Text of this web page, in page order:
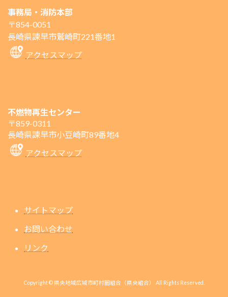
事務局・消防本部
〒854-0051
長崎県諫早市鷲崎町221番地1
アクセスマップ
不燃物再生センター
〒859-0311
長崎県諫早市小豆崎町89番地4
アクセスマップ
サイトマップ
お問い合わせ
リンク
Copyright © 県央地域広域市町村圏組合（県央組合） All Rights Reserved.